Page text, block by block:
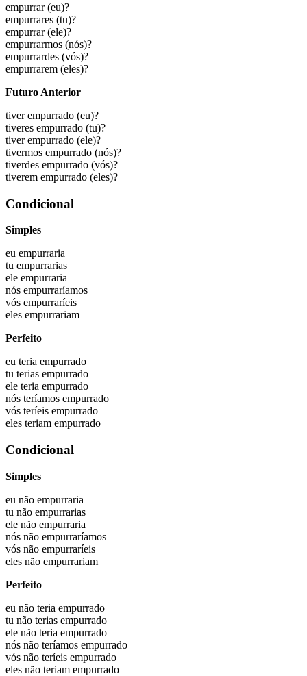
empurrar(eu)?
empurrares (tu)?
empurrar(ele)?
empurrarmos (nós)?
empurrardes (vós)?
empurrarem (eles)?
Futuro Anterior
tiver empurrado (eu)?
tiveres empurrado (tu)?
tiver empurrado (ele)?
tivermos empurrado (nós)?
tiverdes empurrado (vós)?
tiverem empurrado (eles)?
Condicional
Simples
eu empurraria
tu empurrarias
ele empurraria
nós empurraríamos
vós empurraríeis
eles empurrariam
Perfeito
eu teria empurrado
tu terias empurrado
ele teria empurrado
nós teríamos empurrado
vós teríeis empurrado
eles teriam empurrado
Condicional
Simples
eu não empurraria
tu não empurrarias
ele não empurraria
nós não empurraríamos
vós não empurraríeis
eles não empurrariam
Perfeito
eu não teria empurrado
tu não terias empurrado
ele não teria empurrado
nós não teríamos empurrado
vós não teríeis empurrado
eles não teriam empurrado